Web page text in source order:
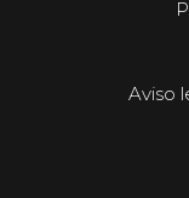
Aviso